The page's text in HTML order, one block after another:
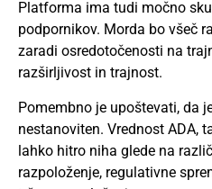
Platforma ima tudi močno
podpornikov. Morda bo všeč
zaradi osredotočenosti na
razširljivost in trajnost.
Pomembno je upoštevati, da
nestanoviten. Vrednost ADA,
lahko hitro niha glede na
razpoloženje, regulativne